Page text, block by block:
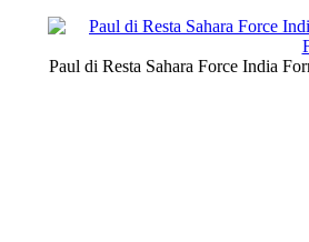
Paul di Resta Sahara Force India